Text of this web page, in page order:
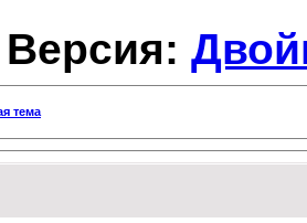
тема